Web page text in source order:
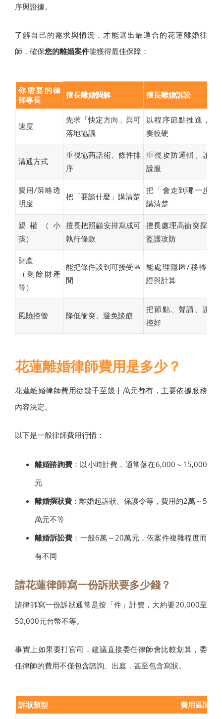
序與證據。
了解自己的需求與情況，才能選出最適合的花蓮離婚律
師，確保您的離婚案件能獲得最佳保障：
你需要的律
師專長
擅長離婚調解 擅長離婚訴訟
速度
先求「快定方向」與可
落地協議
以程序節點推進，節
奏較硬
溝通方式
重視協商話術、條件排
序
重視攻防邏輯、證據
說服
費用/策略透
明度
把「要談什麼」講清楚
把「會走到哪一步」
講清楚
親權（小
孩）
擅長把照顧安排寫成可
執行條款
擅長處理高衝突探視/
監護攻防
財產
（剩餘財產
等）
能把條件談到可接受區
間
能處理隱匿/移轉/舉
證與計算
風險控管 降低衝突、避免談崩
把節點、聲請、證據
控好
花蓮離婚律師費用是多少？
花蓮離婚律師費用從幾千至幾十萬元都有，主要依據服務
內容決定。
以下是一般律師費用行情：
離婚諮詢費 ：以小時計費，通常落在6,000～15,000
元
離婚撰狀費 ：離婚起訴狀、保護令等，費用約2萬～5
萬元不等
離婚訴訟費 ：一般6萬～20萬元，依案件複雜程度而
有不同
請花蓮律師寫一份訴狀要多少錢？
請律師寫一份訴狀通常是按「件」計費，大約要20,000至
50,000元台幣不等。
事實上如果要打官司，建議直接委任律師會比較划算，委
任律師的費用不僅包含諮詢、出庭，甚至包含寫狀。
訴狀類型
費用區間（